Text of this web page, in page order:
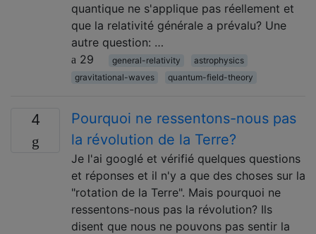
quantique ne s'applique pas réellement et
que la relativité générale a prévalu? Une
autre question: …
29
general-relativity
astrophysics
gravitational-waves
quantum-field-theory
4
Pourquoi ne ressentons-nous pas
la révolution de la Terre?
Je l'ai googlé et vérifié quelques questions
et réponses et il n'y a que des choses sur la
"rotation de la Terre". Mais pourquoi ne
ressentons-nous pas la révolution? Ils
disent que nous ne pouvons pas sentir la